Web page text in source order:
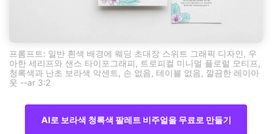
프롬프트: 일반 흰색 배경에 웨딩 초대장 스위트 그래픽 디자인, 우
아한 세리프와 샌스 타이포그래피, 트로피컬 미니멀 플로럴 모티프,
청록색과 난초 보라색 악센트, 손 없음, 테이블 없음, 깔끔한 레이아
웃 --ar 3:2
AI로 보라색 청록색 팔레트 비주얼을 무료로 만들기